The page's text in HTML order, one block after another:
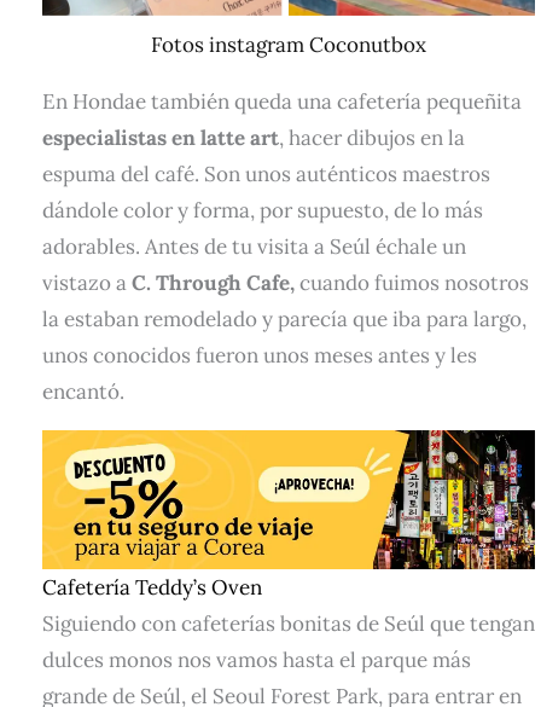
Fotos instagram Coconutbox
En Hondae también queda una cafetería pequeñita
especialistas en latte art, hacer dibujos en la
espuma del café. Son unos auténticos maestros
dándole color y forma, por supuesto, de lo más
adorables. Antes de tu visita a Seúl échale un
vistazo aC. Through Cafe,cuando fuimos nosotros
la estaban remodelado y parecía que iba para largo,
unos conocidos fueron unos meses antes y les
encantó.
Cafetería Teddy’s Oven
Siguiendo con cafeterías bonitas de Seúl que tengan
dulces monos nos vamos hasta el parque más
grande de Seúl, el Seoul Forest Park, para entrar en